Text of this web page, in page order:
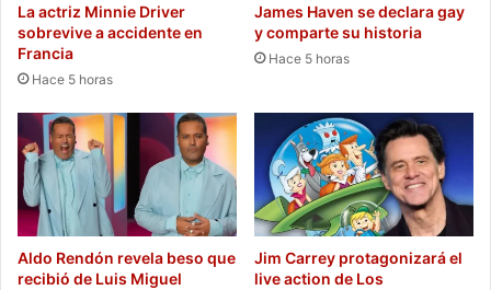
La actriz Minnie Driver
sobrevive a accidente en
Francia
Hace 5 horas
James Haven se declara gay
y comparte su historia
Hace 5 horas
Aldo Rendón revela beso que
recibió de Luis Miguel
Jim Carrey protagonizará el
live action de Los